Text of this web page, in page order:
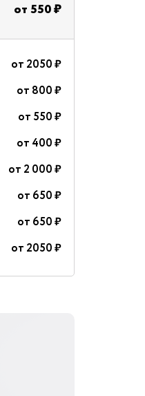
от550₽
от 2050₽
от 800₽
от 550₽
от 400₽
от 2 000₽
от 650₽
от 650₽
от 2050₽